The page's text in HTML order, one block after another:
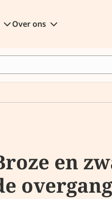
Over ons
en
overgang